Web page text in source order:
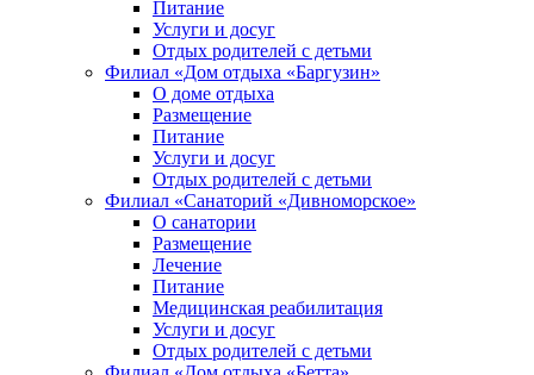
Питание
Услуги и досуг
Отдых родителей с детьми
Филиал «Дом отдыха «Баргузин»
О доме отдыха
Размещение
Питание
Услуги и досуг
Отдых родителей с детьми
Филиал «Санаторий «Дивноморское»
О санатории
Размещение
Лечение
Питание
Медицинская реабилитация
Услуги и досуг
Отдых родителей с детьми